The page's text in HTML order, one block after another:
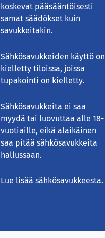
koskevat pääsääntöisesti
samat säädökset kuin
savukkeitakin.
Sähkösavukkeiden käyttö on
kielletty tiloissa, joissa
tupakointi on kielletty.
Sähkösavukkeita ei saa
myydä tai luovuttaa alle 18-
vuotiaille, eikä alaikäinen
saa pitää sähkösavukkeita
hallussaan.
Lue lisää sähkösavukkeesta.